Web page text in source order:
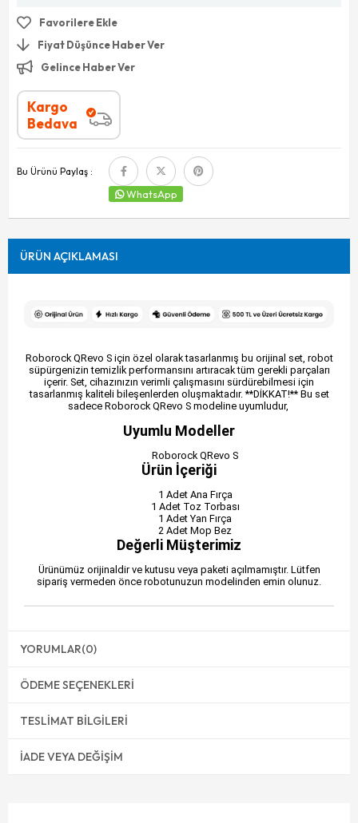
Favorilere Ekle
Fiyat Düşünce Haber Ver
Gelince Haber Ver
Kargo
Bedava
Bu Ürünü Paylaş :
WhatsApp
ÜRÜN AÇIKLAMASI
Roborock QRevo S için özel olarak tasarlanmış bu orijinal set, robot
süpürgenizin temizlik performansını artıracak tüm gerekli parçaları
içerir. Set, cihazınızın verimli çalışmasını sürdürebilmesi için
tasarlanmış kaliteli bileşenlerden oluşmaktadır. **DİKKAT!** Bu set
sadece Roborock QRevo S modeline uyumludur,
Uyumlu Modeller
Roborock QRevo S
Ürün İçeriği
1 Adet Ana Fırça
1 Adet Toz Torbası
1 Adet Yan Fırça
2 Adet Mop Bez
Değerli Müşterimiz
Ürünümüz orijinaldir ve kutusu veya paketi açılmamıştır. Lütfen
sipariş vermeden önce robotunuzun modelinden emin olunuz.
YORUMLAR(0)
ÖDEME SEÇENEKLERI
TESLIMAT BILGILERI
İADE VEYA DEĞIŞIM